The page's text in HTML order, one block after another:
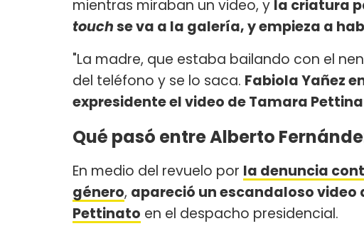
mientras miraban un video, y la criatura
touchse va a la galería, y empieza a
"La madre, que estaba bailando con el
del teléfono y se lo saca. Fabiola Yañez
expresidente el video de Tamara
Qué pasó entre Alberto
En medio del revuelo por la denuncia
género, apareció un escandaloso video
Pettinato en el despacho presidencial.